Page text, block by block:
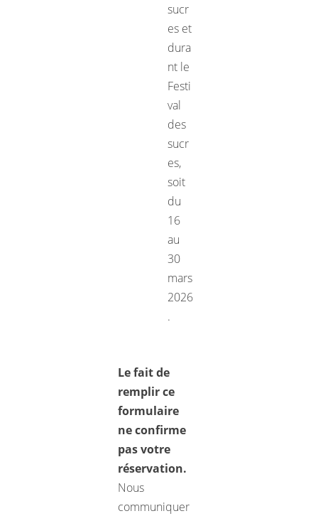
sucr
es et
dura
nt le
Festi
val
des
sucr
es,
soit
du
16
au
30
mars
2026
.
Le fait de
remplir ce
formulaire
ne confirme
pas votre
réservation.
Nous
communiquer